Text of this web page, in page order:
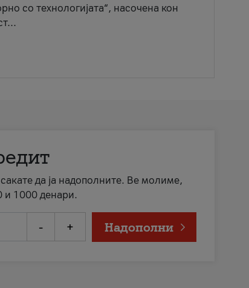
со технологијата“, насочена кон
да ја надополните. Ве молиме,
и 1000 денари.
- + Надополни